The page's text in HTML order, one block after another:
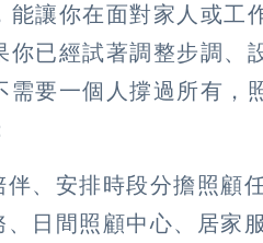
讓你在面對家人或工
已經試著調整步調、
要一個人撐過所有，
、安排時段分擔照顧任
日間照顧中心、居家